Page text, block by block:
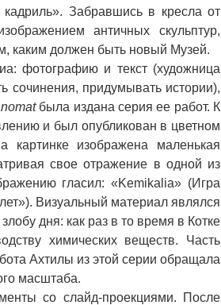
кадриль». Забравшись в кресла от
античных скульптур,
каким должен быть новый Музей.
фотографию и текст (художница
сочинения, придумывать истории),
была издана серия ее работ. К
и был опубликован в цветном
изображена маленькая
свое отражение в одной из
гласил: «Kemikalia» (Игра
Визуальный материал являлся
дня: как раз в то время в Котке
химических веществ. Часть
Ахтилы из этой серии обращала
масштаба.
со слайд-проекциями. После